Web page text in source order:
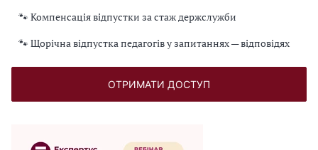
🐾 Компенсація відпустки за стаж держслужби
🐾 Щорічна відпустка педагогів у запитаннях — відповідях
ОТРИМАТИ ДОСТУП